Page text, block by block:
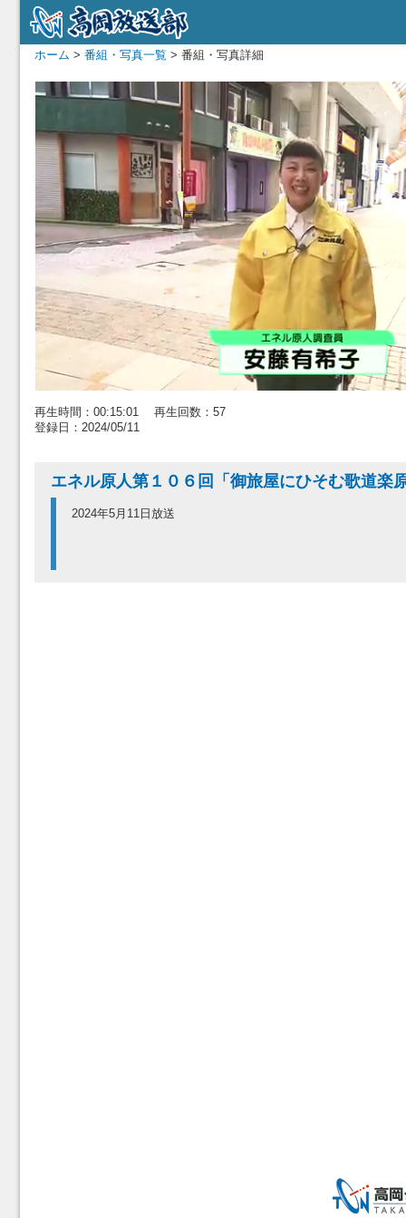
ホーム > 番組・写真一覧 > 番組・写真詳細
再生時間：00:15:01 再生回数：57
登録日：2024/05/11
エネル原人第１０６回「御旅屋にひそむ歌道楽
2024年5月11日放送